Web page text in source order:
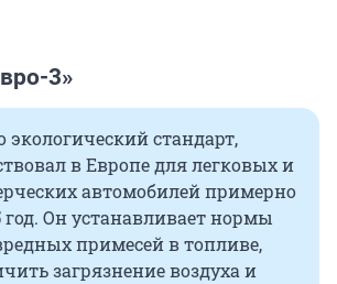
3»
экологический стандарт,
в Европе для легковых и
автомобилей примерно
год. Он устанавливает нормы
примесей в топливе,
загрязнение воздуха и